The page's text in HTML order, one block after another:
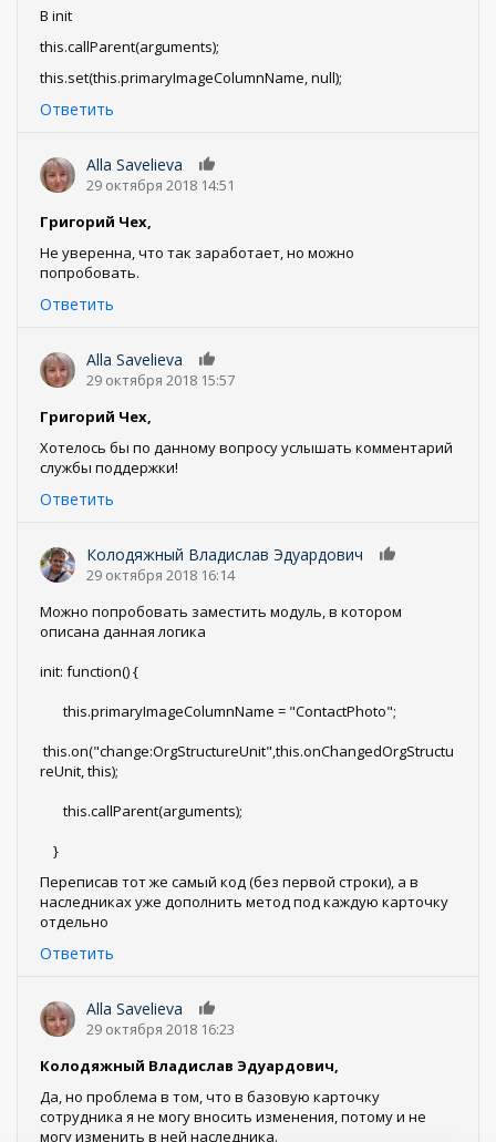
В init
this.callParent(arguments);
this.set(this.primaryImageColumnName, null);
Ответить
Alla Savelieva
29 октября 2018 14:51
Григорий Чех,
Не уверенна, что так заработает, но можно
попробовать.
Ответить
Alla Savelieva
29 октября 2018 15:57
Григорий Чех,
Хотелось бы по данному вопросу услышать комментарий
службы поддержки!
Ответить
Колодяжный Владислав Эдуардович
29 октября 2018 16:14
Можно попробовать заместить модуль, в котором
описана данная логика
init: function() {
this.primaryImageColumnName = "ContactPhoto";
this.on("change:OrgStructureUnit",this.onChangedOrgStructu
reUnit, this);
this.callParent(arguments);
}
Переписав тот же самый код (без первой строки), а в
наследниках уже дополнить метод под каждую карточку
отдельно
Ответить
Alla Savelieva
29 октября 2018 16:23
Колодяжный Владислав Эдуардович,
Да, но проблема в том, что в базовую карточку
сотрудника я не могу вносить изменения, потому и не
могу изменить в ней наследника.